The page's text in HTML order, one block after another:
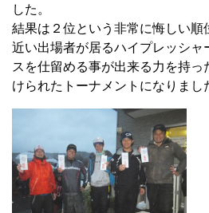
した。
結果は２位という非常に悔しい順
近い出場者が居るハイプレッシ
スを仕留める事が出来る力を持っ
けられたトーナメントになりまし